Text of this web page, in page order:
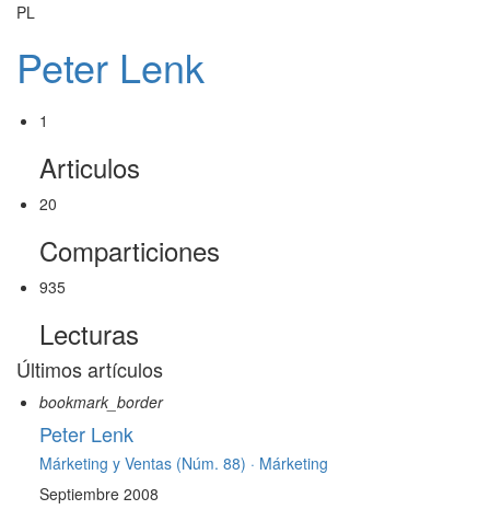
PL
Peter Lenk
1
Articulos
20
Comparticiones
935
Lecturas
Últimos artículos
bookmark_border
Peter Lenk
Márketing y Ventas (Núm. 88) · Márketing
Septiembre 2008